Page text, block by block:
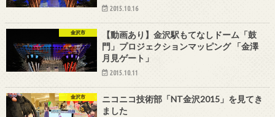
2015.10.16
金沢市
【動画あり】金沢駅もてなしドーム「鼓
門」プロジェクションマッピング 「金澤
月見ゲート」
2015.10.11
金沢市
ニコニコ技術部「NT金沢2015」を見てき
ました